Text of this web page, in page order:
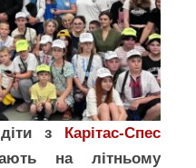
з Карітас-Спес
на літньому